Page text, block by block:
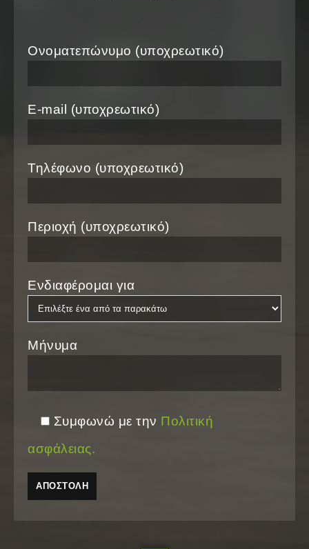
Ονοματεπώνυμο (υποχρεωτικό)
E-mail (υποχρεωτικό)
Τηλέφωνο (υποχρεωτικό)
Περιοχή (υποχρεωτικό)
Ενδιαφέρομαι για
Μήνυμα
Συμφωνώ με την Πολιτική
ασφάλειας.